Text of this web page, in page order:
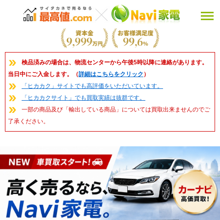
検品済みの場合は、物流センターから午後5時以降に連絡があります。
当日中にご入金します。（詳細はこちらをクリック ）
「ヒカカク」サイトでも高評価をいただいています。
「ヒカカクサイト」でも買取実績は抜群です。
一部の商品及び「輸出している商品」については買取出来ませんのでご
了承ください。